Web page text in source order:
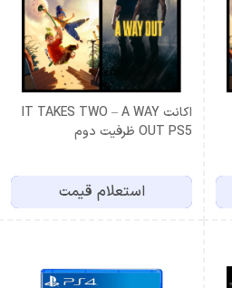
اكانت IT TAKES TWO – A WAY
OUT PS5 ظرفيت دوم
استعلام قیمت